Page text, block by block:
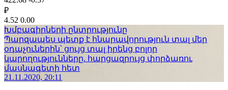
₽
4.52 0.00
Խմբագիրների ընտրությունը
Պարզապես պետք է հնարավորություն տալ մեր
օդաչուներին՝ ցույց տալ իրենց բոլոր
կարողությունները. հարցազրույց փորձառու
մասնագետի հետ
21.11.2020, 20:11